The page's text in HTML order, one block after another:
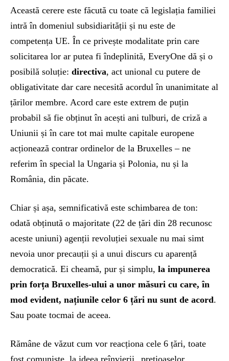
Această cerere este făcută cu toate că legislația familiei
intră în domeniul subsidiarității și nu este de
competența UE. În ce privește modalitate prin care
solicitarea lor ar putea fi îndeplinită, EveryOne dă și o
posibilă soluție: directiva, act unional cu putere de
obligativitate dar care necesită acordul în unanimitate al
țărilor membre. Acord care este extrem de puțin
probabil să fie obținut în acești ani tulburi, de criză a
Uniunii și în care tot mai multe capitale europene
acționează contrar ordinelor de la Bruxelles – ne
referim în special la Ungaria și Polonia, nu și la
România, din păcate.
Chiar și așa, semnificativă este schimbarea de ton:
odată obținută o majoritate (22 de țări din 28 recunosc
aceste uniuni) agenții revoluției sexuale nu mai simt
nevoia unor precauții și a unui discurs cu aparență
democratică. Ei cheamă, pur și simplu, la impunerea
prin forța Bruxelles-ului a unor măsuri cu care, în
mod evident, națiunile celor 6 țări nu sunt de acord.
Sau poate tocmai de aceea.
Rămâne de văzut cum vor reacționa cele 6 țări, toate
fost comuniste, la ideea reînvierii „prețioaselor